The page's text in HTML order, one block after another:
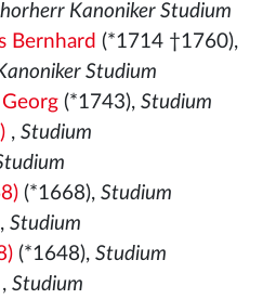
Kanoniker Studium
Bernhard (*1714 †1760),
Studium
(*1743), Studium
, Studium
(*1668), Studium
Studium
(*1648), Studium
, Studium